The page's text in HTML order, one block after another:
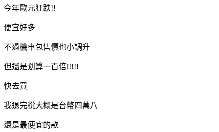
今年歐元狂跌!!
便宜好多
不過機車包售價也小調升
但還是划算一百倍!!!!!
快去買
我退完稅大概是台幣四萬八
還是最便宜的款